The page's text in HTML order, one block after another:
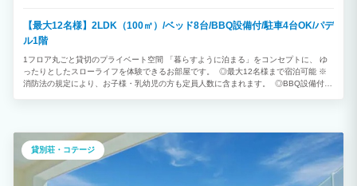
【最大12名様】2LDK（100㎡）/ベッド8台/BBQ設備付/駐車4台OK/パデ
ル1階
1フロア丸ごと貸切のプライベート空間 「暮らすように泊まる」をコンセプトに、 ゆ
ったりとしたスローライフを体験できるお部屋です。 ◎最大12名様まで宿泊可能 ※
消防法の規定により、お子様・乳幼児の方も定員人数に含まれます。 ◎BBQ設備付き
貸別荘・コテージ